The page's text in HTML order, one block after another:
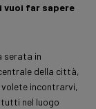
vuoi far sapere
serata in
della città,
volete incontrarvi,
nel luogo